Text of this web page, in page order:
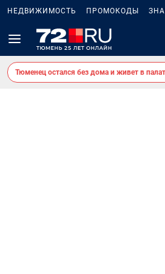
НЕДВИЖИМОСТЬ ПРОМОКОДЫ
Тюменец остался без дома и живет в